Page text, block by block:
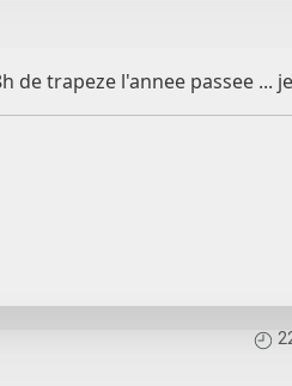
de trapeze l'annee passee ...